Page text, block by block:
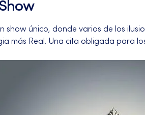
show único, donde varios de los
más Real. Una cita obligada para